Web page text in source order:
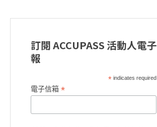
訂閱 ACCUPASS 活動人電子
報
*indicates required
電子信箱 *